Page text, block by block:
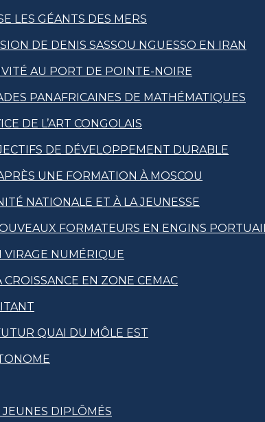
LES GÉANTS DES MERS
DE DENIS SASSOU NGUESSO EN IRAN
AU PORT DE POINTE-NOIRE
PANAFRICAINES DE MATHÉMATIQUES
DE L’ART CONGOLAIS
DE DÉVELOPPEMENT DURABLE
UNE FORMATION À MOSCOU
NATIONALE ET À LA JEUNESSE
FORMATEURS EN ENGINS
VIRAGE NUMÉRIQUE
EN ZONE CEMAC
QUAI DU MÔLE EST
DIPLÔMÉS